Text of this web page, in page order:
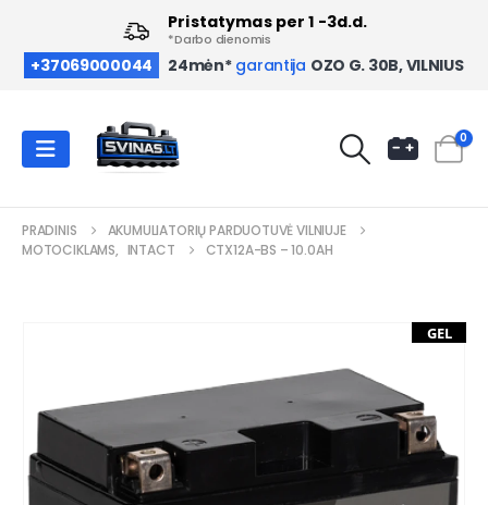
+37069000044 24mėn* garantija OZO G. 30B, VILNIUS
Pristatymas per 1 -3d.d.
*Darbo dienomis
0
PRADINIS
AKUMULIATORIŲ PARDUOTUVĖ VILNIUJE
MOTOCIKLAMS, INTACT CTX12A-BS – 10.0AH
GEL